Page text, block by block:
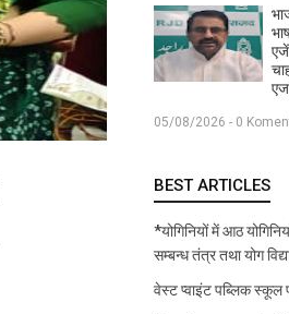
05/08/2026 - 0
BEST ARTICLES
*योगिनियों में आठ
सम्बन्ध तंत्र तथा योग
वेस्ट प्वाइंट पब्लिक स्कूल